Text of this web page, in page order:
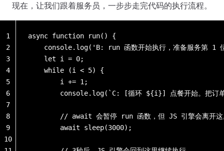
现在，让我们跟着服务员，一步步走完代码的执行流程。
async function run() {
console.log('B: run 函数开始执行，准备服务第 1
    let i = 0;
    while (i < 5) {
        i += 1;
console.log(`C: [循环 ${i}] 点餐开始。把订
// await 会暂停 run 函数，但 JS 引擎会离开这
        await sleep(3000);
1
2
3
4
5
6
7
8
9
10